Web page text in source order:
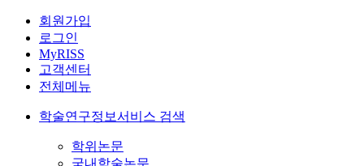
회원가입
로그인
MyRISS
고객센터
전체메뉴
학술연구정보서비스 검색
학위논문
국내학술논문